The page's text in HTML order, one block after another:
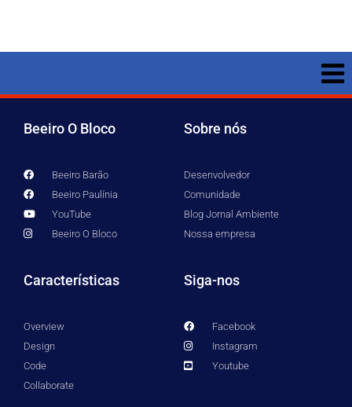
Beeiro O Bloco
Beeiro Barão
Beeiro Paulínia
YouTube
Beeiro O Bloco
Sobre nós
Desenvolvedor
Comunidade
Blog Jornal Ambiente
Nossa empresa
Características
Overview
Design
Code
Collaborate
Siga-nos
Facebook
Instagram
Youtube